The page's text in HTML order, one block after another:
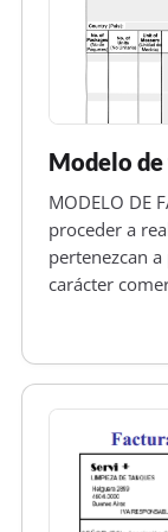
Modelo
MODELO DE
proceder a
pertenezcan
carácter
tanto en
cuatro copias